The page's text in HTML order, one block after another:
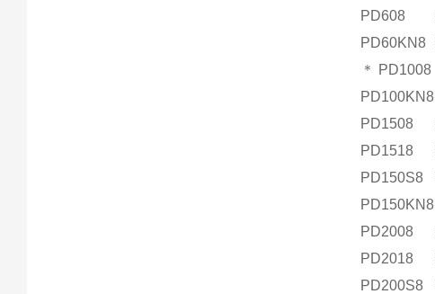
PD608
PD60KN8
＊ PD1008
PD100KN8
PD1508
PD1518
PD150S8
PD150KN8
PD2008
PD2018
PD200S8